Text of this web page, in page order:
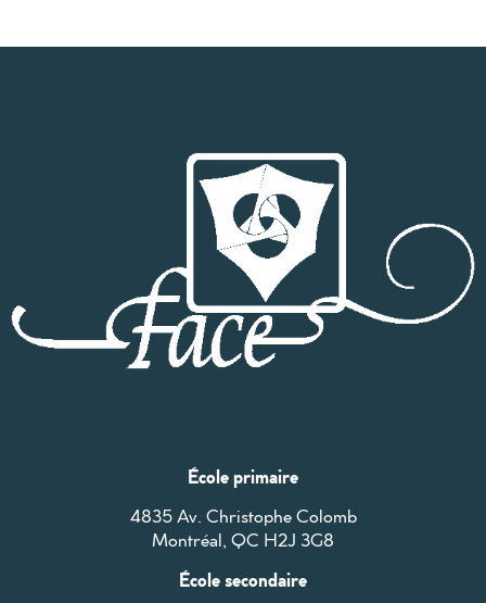
École primaire
4835 Av. Christophe Colomb
Montréal, QC H2J 3G8
École secondaire